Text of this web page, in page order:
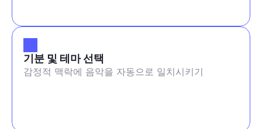
기분 및 테마 선택
감정적 맥락에 음악을 자동으로 일치시키기